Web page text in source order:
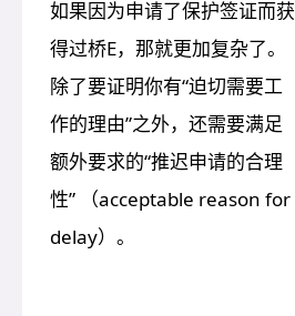
如果因为申请了保护签证而获
得过桥E，那就更加复杂了。
除了要证明你有“迫切需要工
作的理由”之外，还需要满足
额外要求的“推迟申请的合理
性” （acceptable reason for
delay）。